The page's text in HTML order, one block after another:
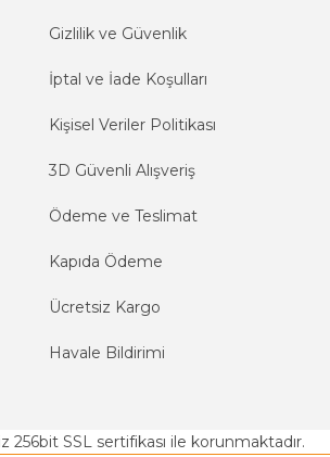
Gizlilik ve Güvenlik
İptal ve İade Koşulları
Kişisel Veriler Politikası
3D Güvenli Alışveriş
Ödeme ve Teslimat
Kapıda Ödeme
Ücretsiz Kargo
Havale Bildirimi
256bit SSL sertifikası ile korunmaktadır.